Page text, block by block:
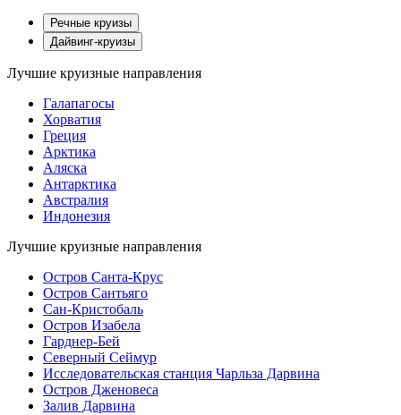
Речные круизы
Дайвинг-круизы
Лучшие круизные направления
Галапагосы
Хорватия
Греция
Арктика
Аляска
Антарктика
Австралия
Индонезия
Лучшие круизные направления
Остров Санта-Крус
Остров Сантьяго
Сан-Кристобаль
Остров Изабела
Гарднер-Бей
Северный Сеймур
Исследовательская станция Чарльза Дарвина
Остров Дженовеса
Залив Дарвина